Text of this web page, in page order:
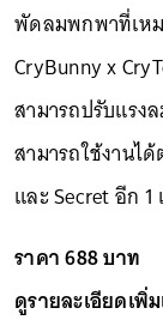
พัดลมพกพาที่เห
CryBunny x
สามารถปรับแรง
สามารถใช้งานไ
และ Secret อีก
ราคา 688 บาท
ดูรายละเอียดเพิ่